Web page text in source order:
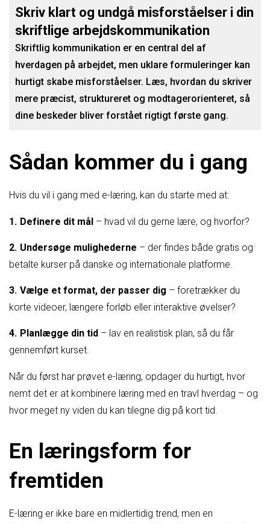
Skriv klart og undgå misforståelser i din
skriftlige arbejds­kommunikation
Skriftlig kommunikation er en central del af
hverdagen på arbejdet, men uklare formuleringer kan
hurtigt skabe misforståelser. Læs, hvordan du skriver
mere præcist, struktureret og modtagerorienteret, så
dine beskeder bliver forstået rigtigt første gang.
Sådan kommer du i gang
Hvis du vil i gang med e-læring, kan du starte med at:
Definere dit mål – hvad vil du gerne lære, og hvorfor?
Undersøge mulighederne – der findes både gratis og
betalte kurser på danske og internationale platforme.
Vælge et format, der passer dig – foretrækker du
korte videoer, længere forløb eller interaktive øvelser?
Planlægge din tid – lav en realistisk plan, så du får
gennemført kurset.
Når du først har prøvet e-læring, opdager du hurtigt, hvor
nemt det er at kombinere læring med en travl hverdag – og
hvor meget ny viden du kan tilegne dig på kort tid.
En læringsform for
fremtiden
E-læring er ikke bare en midlertidig trend, men en